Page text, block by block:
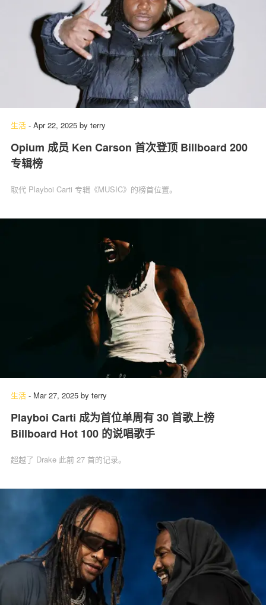
生活 - Apr 22, 2025 by terry
Opium 成员 Ken Carson 首次登顶 Billboard 200
专辑榜
取代 Playboi Carti 专辑《MUSIC》的榜首位置。
生活 - Mar 27, 2025 by terry
Playboi Carti 成为首位单周有 30 首歌上榜
Billboard Hot 100 的说唱歌手
超越了 Drake 此前 27 首的记录。